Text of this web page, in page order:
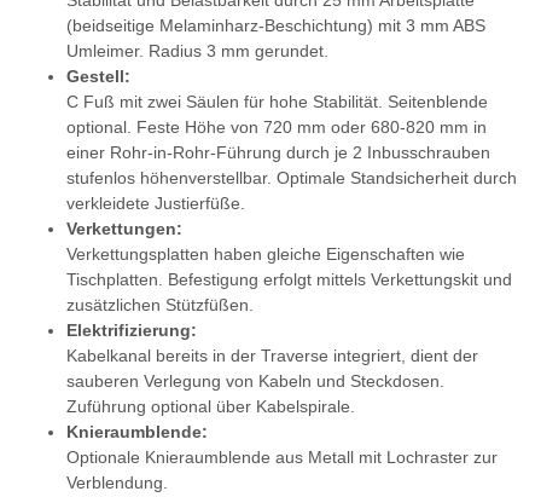
(beidseitige Melaminharz-Beschichtung) mit 3 mm ABS
Umleimer. Radius 3 mm gerundet.
Gestell:
C Fuß mit zwei Säulen für hohe Stabilität. Seitenblende
optional. Feste Höhe von 720 mm oder 680-820 mm in
einer Rohr-in-Rohr-Führung durch je 2 Inbusschrauben
stufenlos höhenverstellbar. Optimale Standsicherheit durch
verkleidete Justierfüße.
Verkettungen:
Verkettungsplatten haben gleiche Eigenschaften wie
Tischplatten. Befestigung erfolgt mittels Verkettungskit und
zusätzlichen Stützfüßen.
Elektrifizierung:
Kabelkanal bereits in der Traverse integriert, dient der
sauberen Verlegung von Kabeln und Steckdosen.
Zuführung optional über Kabelspirale.
Knieraumblende:
Optionale Knieraumblende aus Metall mit Lochraster zur
Verblendung.